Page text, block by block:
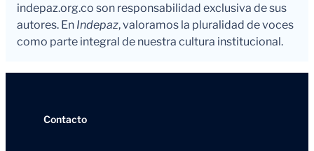
indepaz.org.co son responsabilidad exclusiva de sus
autores. En Indepaz, valoramos la pluralidad de voces
como parte integral de nuestra cultura institucional.
Contacto